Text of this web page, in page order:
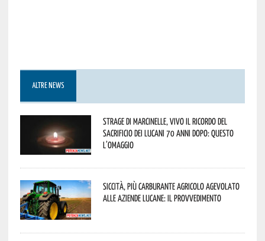
ALTRE NEWS
Strage di Marcinelle, vivo il ricordo del
sacrificio dei lucani 70 anni dopo: questo
l’omaggio
Siccità, più carburante agricolo agevolato
alle aziende lucane: il provvedimento